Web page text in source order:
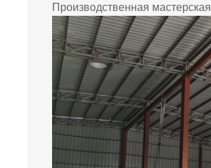
Производственная мастерская